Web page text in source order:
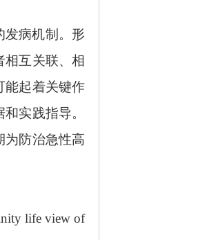
发病机制。形
相互关联、相
能起着关键作
实践指导。
为防治急性高
life view of